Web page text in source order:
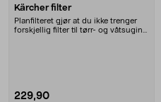
Kärcher filter
Planfilteret gjør at du ikke trenger
forskjellig filter til tørr- og våtsuging.
229,90